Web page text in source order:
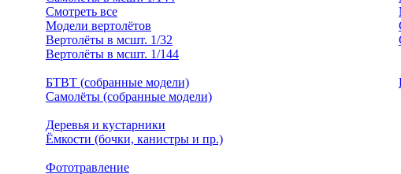
Смотреть все
Модели вертолётов
Вертолёты в мсшт. 1/32
Вертолёты в мсшт. 1/144
БТВТ (собранные модели)
Самолёты (собранные модели)
Деревья и кустарники
Ёмкости (бочки, канистры и пр.)
Фототравление